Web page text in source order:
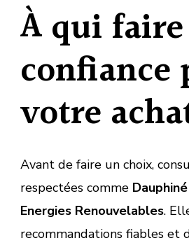
À qui faire
confiance
votre
Avant de faire un choix,
respectées comme
Energies Renouvelables.
recommandations fiables et